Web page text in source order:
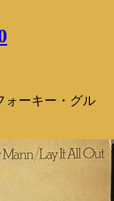
ォーキー・グル